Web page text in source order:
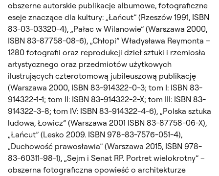
obszerne autorskie publikacje albumowe, fotograficzne
eseje znaczące dla kultury: „Łańcut” (Rzeszów 1991, ISBN
83-03-03320-4), „Pałac w Wilanowie” (Warszawa 2000,
ISBN 83-87758-08-6), „Chłopi” Władysława Reymonta –
1280 fotografii oraz reprodukcji dzieł sztuki i rzemiosła
artystycznego oraz przedmiotów użytkowych
ilustrujących czterotomową jubileuszową publikację
(Warszawa 2000, ISBN 83-914322-0-3; tom I: ISBN 83-
914322-1-1; tom II: ISBN 83-914322-2-X; tom III: ISBN 83-
914322-3-8; tom IV: ISBN 83-914322-4-6), „Polska sztuka
ludowa, Łowicz” (Warszawa 2001 ISBN 83-87758-06-X),
„Łańcut” (Lesko 2009. ISBN 978-83-7576-051-4),
„Duchowość prawosławia” (Warszawa 2015, ISBN 978-
83-60311-98-1), „Sejm i Senat RP. Portret wielokrotny” –
obszerna fotograficzna opowieść o architekturze